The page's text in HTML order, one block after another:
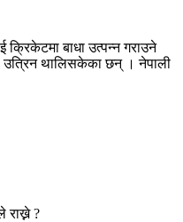
क्रिकेटमा बाधा उत्पन्न गराउने
उत्रिन थालिसकेका छन् । नेपाली
?